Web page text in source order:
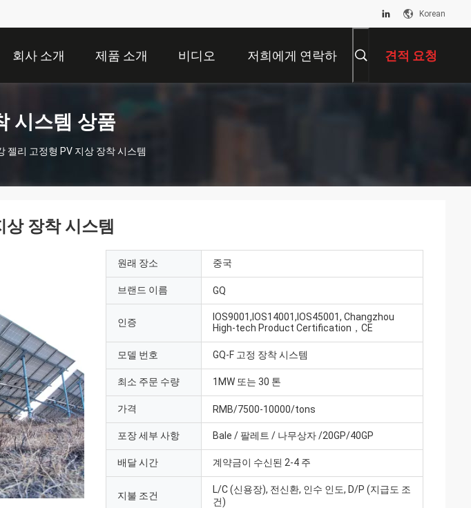
Korean
회사 소개 제품 소개 비디오 저희에게 연락하 견적 요청
시스템 상품
젤리 고정형 PV 지상 장착 시스템
상 장착 시스템
원래 장소 중국
브랜드 이름 GQ
인증
IOS9001,IOS14001,IOS45001, Changzhou
High-tech Product Certification，CE
모델 번호 GQ-F 고정 장착 시스템
최소 주문 수량 1MW 또는 30 톤
가격 RMB/7500-10000/tons
포장 세부 사항 Bale / 팔레트 / 나무상자 /20GP/40GP
배달 시간 계약금이 수신된 2-4 주
지불 조건
L/C (신용장), 전신환, 인수 인도, D/P (지급도 조
건)